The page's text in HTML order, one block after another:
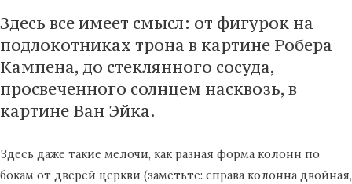
Здесь все имеет смысл: от фигурок на
подлокотниках трона в картине Робера
Кампена, до стеклянного сосуда,
просвеченного солнцем насквозь, в
картине Ван Эйка.
Здесь даже такие мелочи, как разная форма колонн по
бокам от дверей церкви (заметьте: справа колонна двойная,